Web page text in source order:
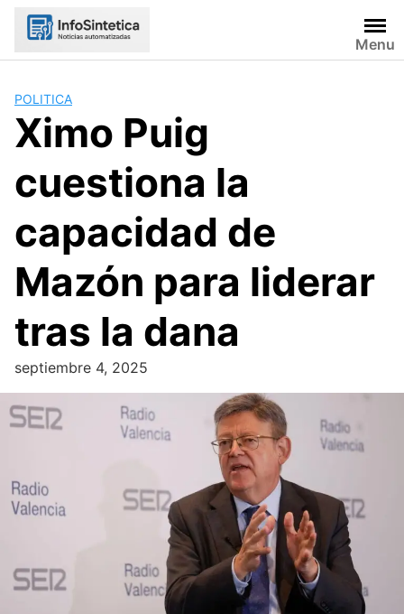
Skip
Menu
POLITICA
Ximo Puig
cuestiona la
capacidad de
Mazón para liderar
tras la dana
septiembre 4, 2025